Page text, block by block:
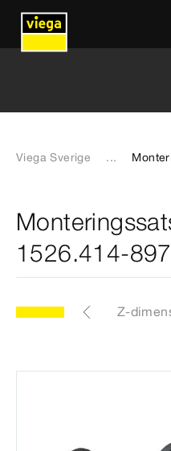
Viega Sverige ...
1526.414-897
Artiklar Z-